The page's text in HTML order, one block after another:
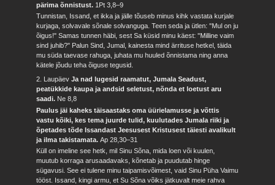
pärima õnnistust. 1Pt 3,8–9
Tunnistan, Issand, et ikka ja jälle tõuseb minus kihk vastata kurjale
kurjaga, solvavale sõnale solvanguga. Teen seda ja ütlen: "Mul on ju
õigus!" Samas tunnen häbi, sest Sa küsid minu käest: "Milline vaim
sind juhib?" Palun Sind, Jumal, kainesta mind ärrituse hetkel, täida
mu süda taevase rahuga, juhata mu huuled õnnistama ning anna
kätele jõudu teha õiguse tegusid.
2. LaupäevJa nad lugesid raamatut, Jumala Seadust,
peatükkide kaupa ja andsid seletust, nõnda et loetust aru
saadi. Ne 8,8
Paulus jäi kaheks täisaastaks oma üürielamusse ja võttis
vastu kõiki, kes tema juurde tulid, kuulutades Jumala riiki ja
õpetades tõde Issandast Jeesusest Kristusest täiesti avalikult
ja ilma takistamata.Ap 28,30–31
Küll on imeline see hetk, mil Sinu Sõna, mida loen või kuulen,
muutub korraga arusaadavaks, kõnetab ja puudutab hinge
sügavusi. See ei tulene minu taipamisvõimest, vaid Sinu Püha Vaimu
tööst. Issand, kingi armu, et Su Sõna võiks jätkuvalt meie rahva